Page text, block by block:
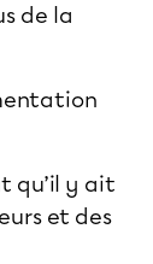
de la
qu’il y ait
et des